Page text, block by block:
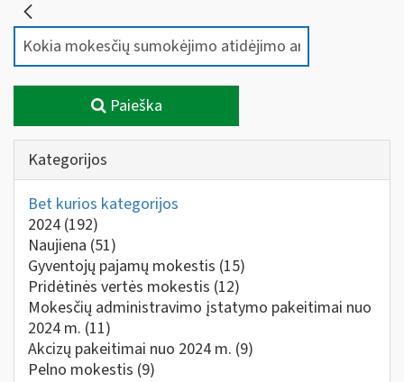
Paieška
Kategorijos
Bet kurios kategorijos
2024 (192)
Naujiena (51)
Gyventojų pajamų mokestis (15)
Pridėtinės vertės mokestis (12)
Mokesčių administravimo įstatymo pakeitimai nuo
2024 m. (11)
Akcizų pakeitimai nuo 2024 m. (9)
Pelno mokestis (9)